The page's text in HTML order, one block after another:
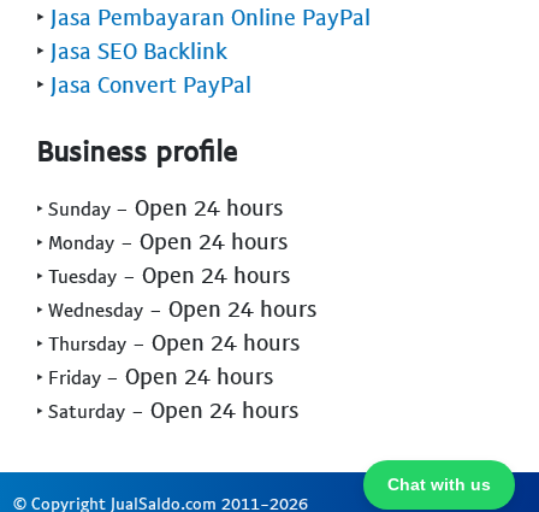
Chat with us
‣ Jasa Pembayaran Online PayPal
‣ Jasa SEO Backlink
‣ Jasa Convert PayPal
Business profile
‣ Sunday - Open 24 hours
‣ Monday - Open 24 hours
‣ Tuesday - Open 24 hours
‣ Wednesday - Open 24 hours
‣ Thursday - Open 24 hours
‣ Friday - Open 24 hours
‣ Saturday - Open 24 hours
© Copyright JualSaldo.com 2011-2026